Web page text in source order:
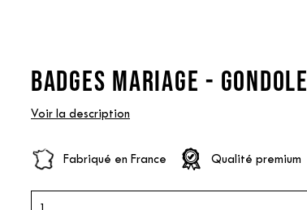
BADGES MARIAGE - GONDOLE
Voir la description
Fabriqué en France Qualité premium